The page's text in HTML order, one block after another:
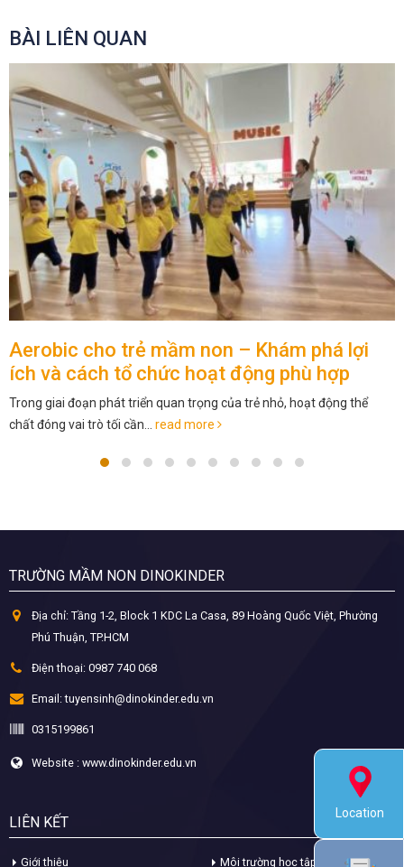
BÀI LIÊN QUAN
LEARN & HAVE FUN WITH EGG 2 VIA
ANIMAL SOUNDS
? LEARN & HAVE FUN WITH EGG 2 VIA ANIMAL SOUNDS ?
? Regardless of whether your kids love to play the goat...
TRƯỜNG MẦM NON DINOKINDER
Địa chỉ:
Tầng 1-2, Block 1 KDC La Casa, 89 Hoàng Quốc Việt, Phường
LIÊN KẾT
Location